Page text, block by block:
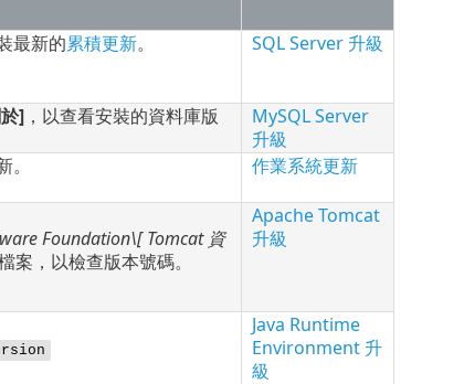
最新的累積更新。 SQL Server 升級
]，以查看安裝的資料庫版
MySQL Server
升級
作業系統更新
Foundation\[ Tomcat資
案，以檢查版本號碼。
Apache Tomcat
升級
Java Runtime
Environment 升
級